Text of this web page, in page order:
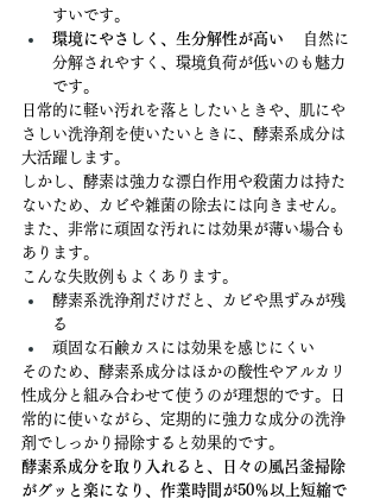
すいです。
環境にやさしく、生分解性が高い 自然に
分解されやすく、環境負荷が低いのも魅力
です。
日常的に軽い汚れを落としたいときや、肌にや
さしい洗浄剤を使いたいときに、酵素系成分は
大活躍します。
しかし、酵素は強力な漂白作用や殺菌力は持た
ないため、カビや雑菌の除去には向きません。
また、非常に頑固な汚れには効果が薄い場合も
あります。
こんな失敗例もよくあります。
酵素系洗浄剤だけだと、カビや黒ずみが残
る
頑固な石鹸カスには効果を感じにくい
そのため、酵素系成分はほかの酸性やアルカリ
性成分と組み合わせて使うのが理想的です。日
常的に使いながら、定期的に強力な成分の洗浄
剤でしっかり掃除すると効果的です。
酵素系成分を取り入れると、日々の風呂釜掃除
がグッと楽になり、作業時間が50％以上短縮で